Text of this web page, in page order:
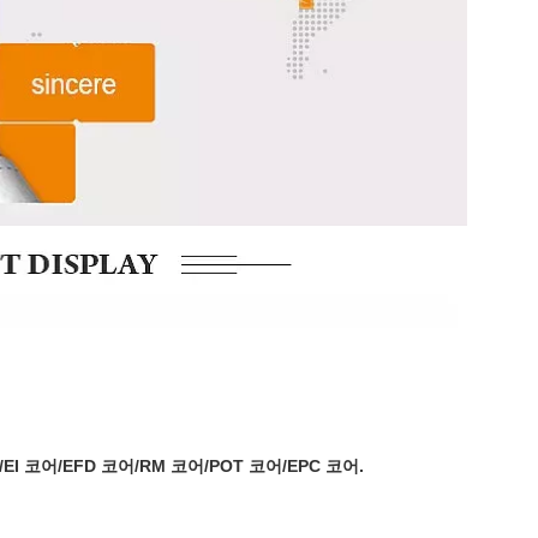
코어/EFD 코어/RM 코어/POT 코어/EPC 코어.